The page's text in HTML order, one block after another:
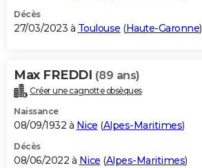
Décès
27/03/2023 à Toulouse (Haute-Garonne)
Max FREDDI (89 ans)
Créer une cagnotte obsèques
Naissance
08/09/1932 à Nice (Alpes-Maritimes)
Décès
08/06/2022 à Nice (Alpes-Maritimes)